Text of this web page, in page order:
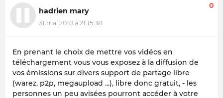
hadrien mary
31 mai 2010 à 21:15:38
0
En prenant le choix de mettre vos vidéos en
téléchargement vous vous exposez à la diffusion de
vos émissions sur divers support de partage libre
(warez, p2p, megaupload ...), libre donc gratuit, - les
personnes un peu avisées pourront accéder à votre